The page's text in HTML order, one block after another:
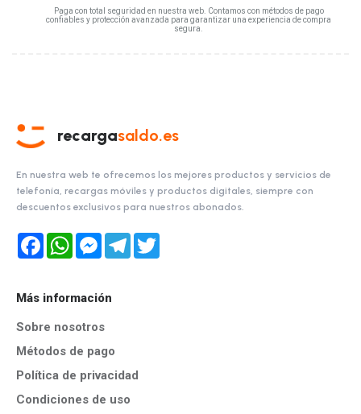
Paga con total seguridad en nuestra web. Contamos con métodos de pago
confiables y protección avanzada para garantizar una experiencia de compra
segura.
recargasaldo.es
En nuestra web te ofrecemos los mejores productos y servicios de
telefonía, recargas móviles y productos digitales, siempre con
descuentos exclusivos para nuestros abonados.
FacebookWhatsAppMessengerTelegram
Más información
Sobre nosotros
Métodos de pago
Política de privacidad
Condiciones de uso